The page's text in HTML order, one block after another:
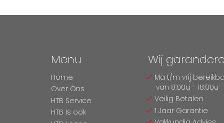
Menu
Home
Over Ons
HTB Service
HTB Is ook
Wij
Ma t/m vrij
van 8:00u - 18:00u
Veilig Betalen
1 Jaar Garantie